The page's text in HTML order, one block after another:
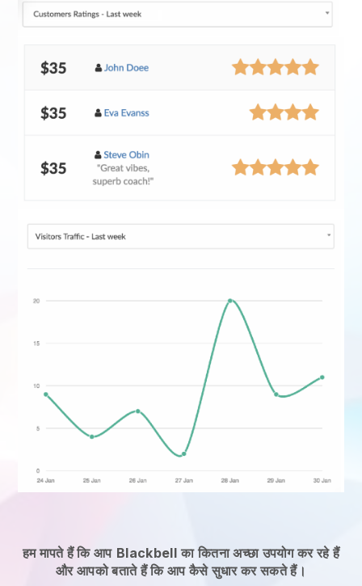
हम मापते हैं कि आप Blackbell का कितना अच्छा उपयोग कर रहे हैं
और आपको बताते हैं कि आप कैसे सुधार कर सकते हैं।